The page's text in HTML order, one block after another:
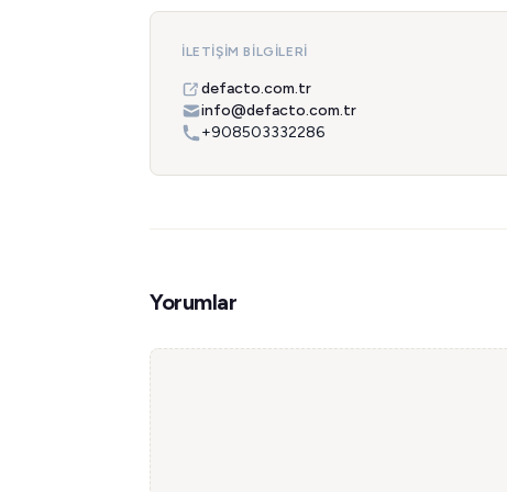
İLETIŞIM BILGILERI
defacto.com.tr
info@defacto.com.tr
+908503332286
Yorumlar